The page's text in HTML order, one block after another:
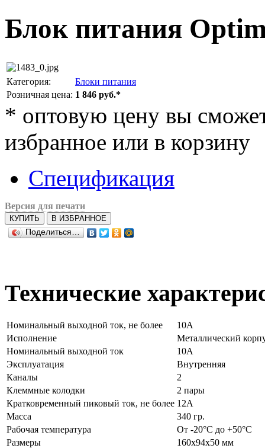
Блок питания
Категория:
Блоки питания
Розничная цена: 1 846 руб.*
* оптовую цену вы
избранное или в корзину
Спецификация
Версия для печати
КУПИТЬ
В ИЗБРАННОЕ
Поделиться…
Технические
Номинальный выходной ток, не более
10А
Исполнение
Металлический
Номинальный выходной ток
10А
Эксплуатация
Внутренняя
Каналы
2
Клеммные колодки
2 пары
Кратковременный пиковый ток, не более 12А
Масса
340 гр.
Рабочая температура
От -20°С до +50°С
Размеры
160х94х50 мм